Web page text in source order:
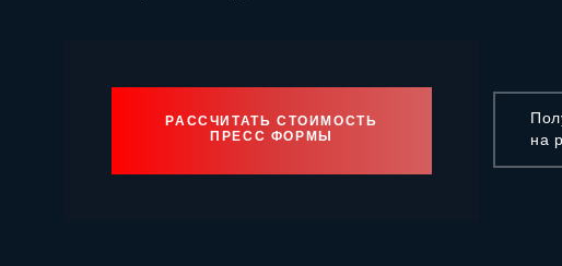
РАССЧИТАТЬ СТОИМОСТЬ
ПРЕСС ФОРМЫ
на